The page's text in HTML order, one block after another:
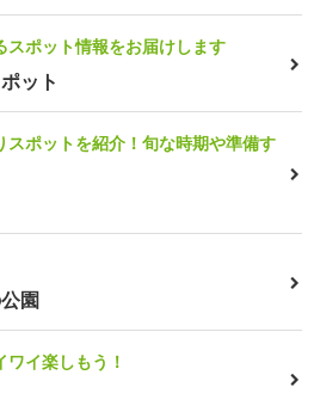
ポット情報をお届けします
ット
ポットを紹介！旬な時期や準備す
園
イ楽しもう！